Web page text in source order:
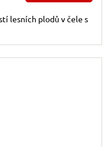
lesních plodů v čele s